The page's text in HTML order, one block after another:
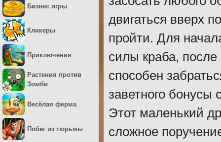
двигаться вверх
пройти. Для
силы краба,
способен
заветного бонусы
Этот маленький
сложное
Бизнес игры
Кликеры
Приключения
Растения против
Зомби
Весёлая ферма
Побег из тюрьмы